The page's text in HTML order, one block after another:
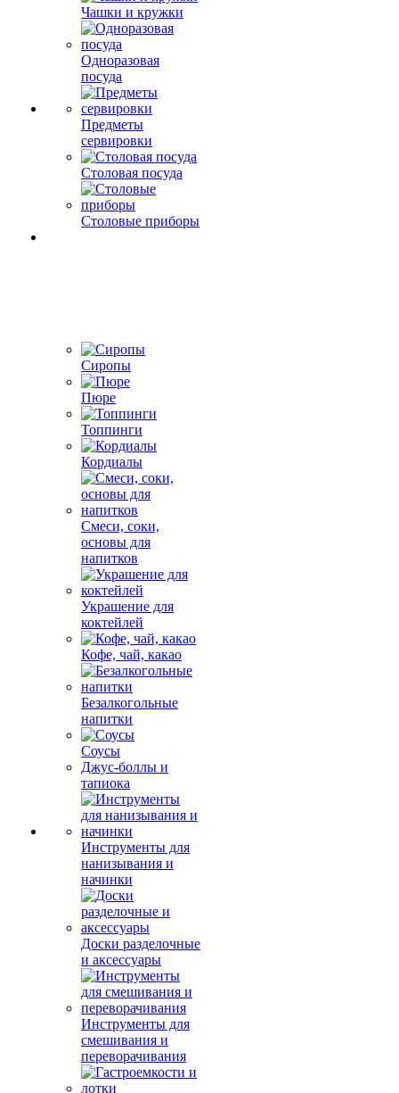
Чашки и кружки
Одноразовая
посуда
Предметы
сервировки
Столовая посуда
Столовые приборы
Сиропы
Пюре
Топпинги
Кордиалы
Смеси, соки,
основы для
напитков
Украшение для
коктейлей
Кофе, чай, какао
Безалкогольные
напитки
Соусы
Джус-боллы и
тапиока
Инструменты для
нанизывания и
начинки
Доски разделочные
и аксессуары
Инструменты для
смешивания и
переворачивания